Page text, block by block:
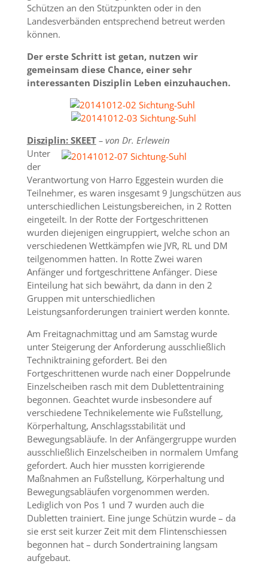
Schützen an den Stützpunkten oder in den
Landesverbänden entsprechend betreut werden
können.
Der erste Schritt ist getan, nutzen wir
gemeinsam diese Chance, einer sehr
interessanten Disziplin Leben einzuhauchen.
Disziplin: SKEET – von Dr. Erlewein
Unter
der
Verantwortung von Harro Eggestein wurden die
Teilnehmer, es waren insgesamt 9 Jungschützen aus
unterschiedlichen Leistungsbereichen, in 2 Rotten
eingeteilt. In der Rotte der Fortgeschrittenen
wurden diejenigen eingruppiert, welche schon an
verschiedenen Wettkämpfen wie JVR, RL und DM
teilgenommen hatten. In Rotte Zwei waren
Anfänger und fortgeschrittene Anfänger. Diese
Einteilung hat sich bewährt, da dann in den 2
Gruppen mit unterschiedlichen
Leistungsanforderungen trainiert werden konnte.
Am Freitagnachmittag und am Samstag wurde
unter Steigerung der Anforderung ausschließlich
Techniktraining gefordert. Bei den
Fortgeschrittenen wurde nach einer Doppelrunde
Einzelscheiben rasch mit dem Dublettentraining
begonnen. Geachtet wurde insbesondere auf
verschiedene Technikelemente wie Fußstellung,
Körperhaltung, Anschlagsstabilität und
Bewegungsabläufe. In der Anfängergruppe wurden
ausschließlich Einzelscheiben in normalem Umfang
gefordert. Auch hier mussten korrigierende
Maßnahmen an Fußstellung, Körperhaltung und
Bewegungsabläufen vorgenommen werden.
Lediglich von Pos 1 und 7 wurden auch die
Dubletten trainiert. Eine junge Schützin wurde – da
sie erst seit kurzer Zeit mit dem Flintenschiessen
begonnen hat – durch Sondertraining langsam
aufgebaut.